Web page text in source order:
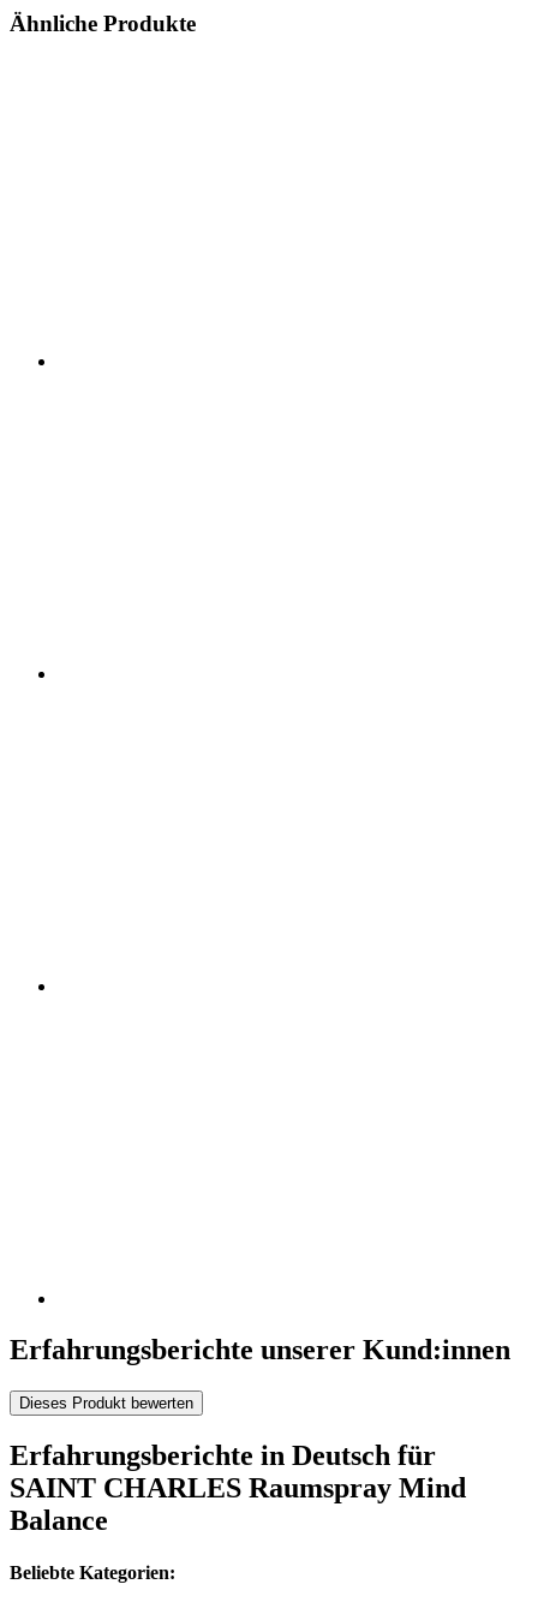
Ähnliche Produkte
Erfahrungsberichte unserer Kund:innen
Dieses Produkt bewerten
Erfahrungsberichte in Deutsch für
SAINT CHARLES Raumspray Mind
Balance
Beliebte Kategorien: